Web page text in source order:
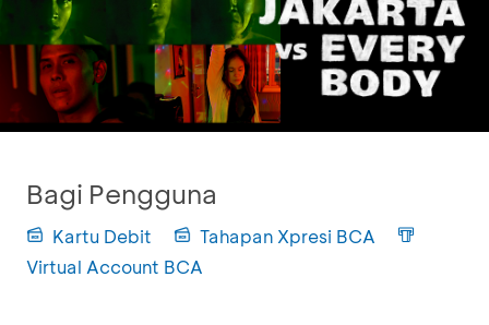
Bagi Pengguna
Kartu Debit
Tahapan Xpresi BCA
Virtual Account BCA